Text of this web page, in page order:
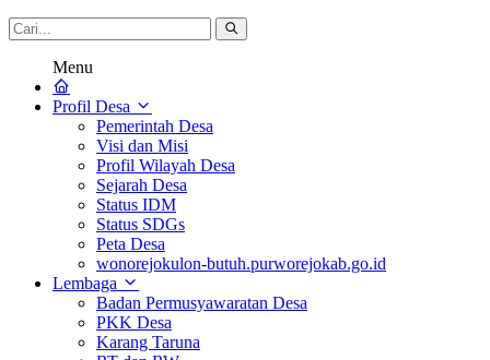
Menu
Profil Desa
Pemerintah Desa
Visi dan Misi
Profil Wilayah Desa
Sejarah Desa
Status IDM
Status SDGs
Peta Desa
wonorejokulon-butuh.purworejokab.go.id
Lembaga
Badan Permusyawaratan Desa
PKK Desa
Karang Taruna